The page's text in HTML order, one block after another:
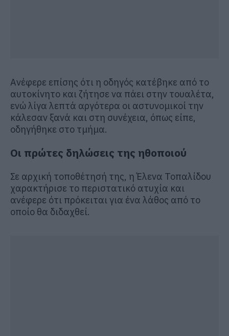
Ανέφερε επίσης ότι η οδηγός κατέβηκε από το
αυτοκίνητο και ζήτησε να πάει στην τουαλέτα,
ενώ λίγα λεπτά αργότερα οι αστυνομικοί την
κάλεσαν ξανά και στη συνέχεια, όπως είπε,
οδηγήθηκε στο τμήμα.
Οι πρώτες δηλώσεις της ηθοποιού
Σε αρχική τοποθέτησή της, ηΈλενα Τοπαλίδου
χαρακτήρισε το περιστατικό ατυχία και
ανέφερε ότι πρόκειται για ένα λάθος από το
οποίο θα διδαχθεί.